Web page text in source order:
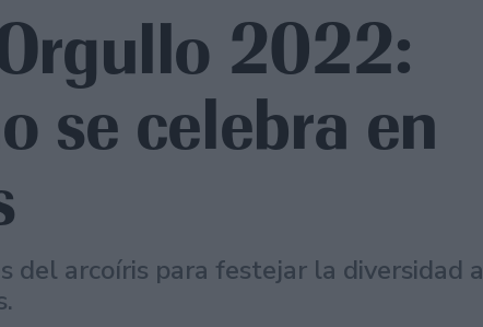
2022:
se celebra en
del arcoíris para festejar la diversidad a